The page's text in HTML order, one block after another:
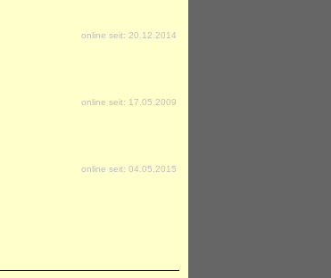
online seit: 20.12.2014
online seit: 17.05.2009
online seit: 04.05.2015